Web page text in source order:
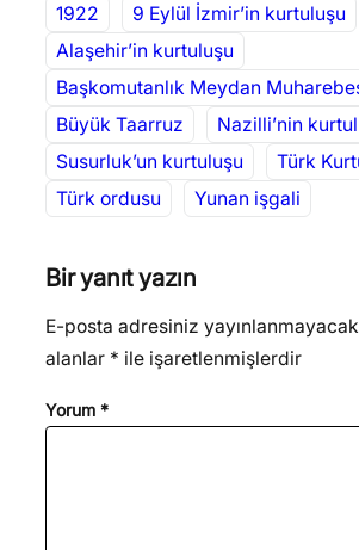
1922
9 Eylül İzmir’in kurtuluşu
Alaşehir’in kurtuluşu
Başkomutanlık Meydan
Büyük Taarruz
Nazilli’nin
Susurluk’un kurtuluşu
Türk
Türk ordusu
Yunan işgali
Bir yanıt yazın
E-posta adresiniz
alanlar * ile işaretlenmişlerdir
Yorum *